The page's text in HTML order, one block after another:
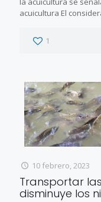
acuicultura El
1
10 febrero, 2023
Transportar
disminuye los